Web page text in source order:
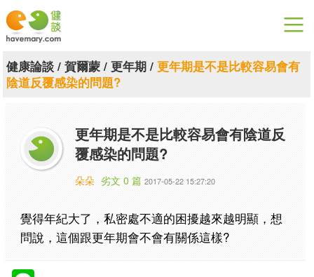
漫漫健康
關於健談
聯絡我們
健康論談/賀爾蒙/ 更年期/ 更年期是不是比較容易會有
陰道反覆感染的問題?
更年期是不是比較容易會有陰道反
覆感染的問題?
朵朵 劣文 0 篇 2017-05-22 15:27:20
覺得年紀大了，私密處不適的困擾越來越明顯，想
問說，這個跟更年期會不會有關係這樣?